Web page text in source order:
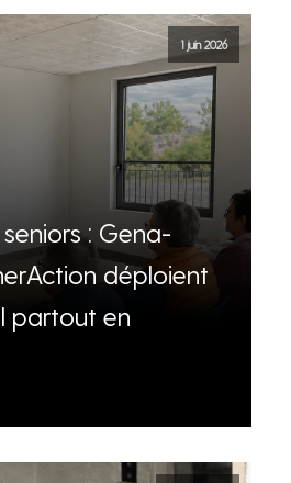
1 juin 2026
: Gena-
déploient
partout en